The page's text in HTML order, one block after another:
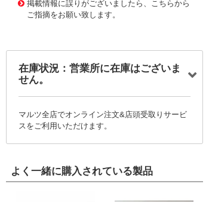
掲載情報に誤りがございましたら、こちらから
ご指摘をお願い致します。
在庫状況：営業所に在庫はございま
せん。
マルツ全店でオンライン注文&店頭受取りサービ
スをご利用いただけます。
よく一緒に購入されている製品